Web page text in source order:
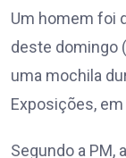
Um homem foi
deste domingo
uma mochila
Exposições,
Segundo a PM,